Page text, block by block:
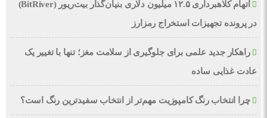
اتهام کلاهبرداری ۱۲.۵ میلیون دلاری بنیان‌گذار بیت‌ریور (BitRiver)
در پرونده تجهیزات استخراج رمزارز
راهکار جدید علمی برای جلوگیری از سلامت مغز؛ تنها با تغییر یک
عادت غذایی ساده
چرا انتخاب رنگ کامپوزیت مهم‌تر از انتخاب سفیدترین رنگ است؟